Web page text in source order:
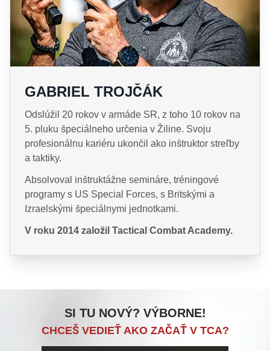
GABRIEL TROJČÁK
Odslúžil 20 rokov v armáde SR, z toho 10 rokov na
5. pluku špeciálneho určenia v Žiline. Svoju
profesionálnu kariéru ukončil ako inštruktor streľby
a taktiky.
Absolvoval inštruktážne semináre, tréningové
programy s US Special Forces, s Britskými a
Izraelskými špeciálnymi jednotkami.
V roku 2014 založil Tactical Combat Academy.
SI TU NOVÝ? VÝBORNE!
CHCEŠ VEDIEŤ AKO ZAČAŤ V TCA?